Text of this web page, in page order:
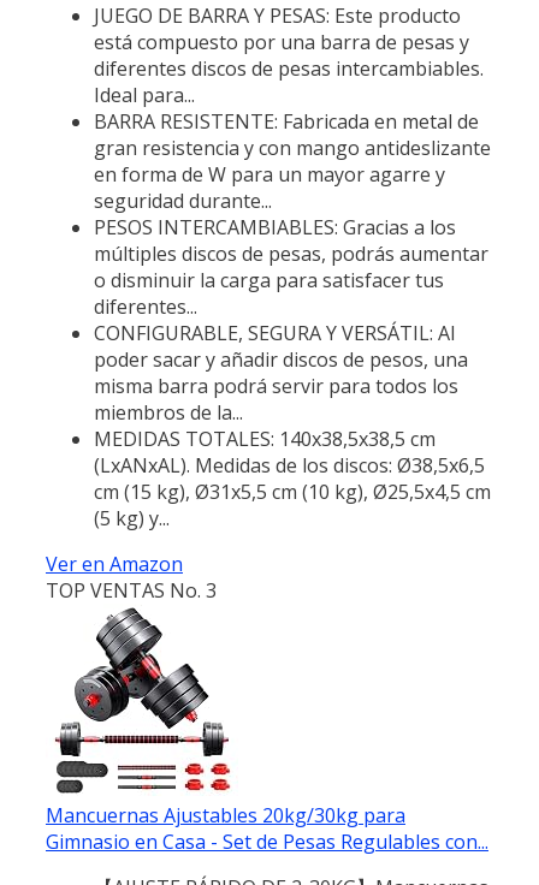
JUEGO DE BARRA Y PESAS: Este producto
está compuesto por una barra de pesas y
diferentes discos de pesas intercambiables.
Ideal para...
BARRA RESISTENTE: Fabricada en metal de
gran resistencia y con mango antideslizante
en forma de W para un mayor agarre y
seguridad durante...
PESOS INTERCAMBIABLES: Gracias a los
múltiples discos de pesas, podrás aumentar
o disminuir la carga para satisfacer tus
diferentes...
CONFIGURABLE, SEGURA Y VERSÁTIL: Al
poder sacar y añadir discos de pesos, una
misma barra podrá servir para todos los
miembros de la...
MEDIDAS TOTALES: 140x38,5x38,5 cm
(LxANxAL). Medidas de los discos: Ø38,5x6,5
cm (15 kg), Ø31x5,5 cm (10 kg), Ø25,5x4,5 cm
(5 kg) y...
Ver en Amazon
TOP VENTAS No. 3
Mancuernas Ajustables 20kg/30kg para
Gimnasio en Casa - Set de Pesas Regulables con...